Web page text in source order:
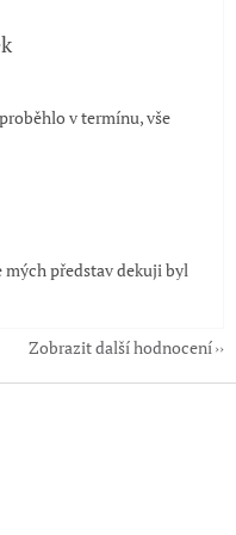
z 5 hvězdiček.
v termínu, vše
z 5 hvězdiček.
mých představ dekuji byl
Zobrazit další hodnocení